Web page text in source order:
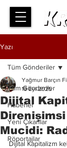
Yazı
Tüm Gönderiler
Haberler
Yeni Çıkanlar
Röportajlar
Tüm Gönderiler
Dijital
Mucidi:
Yağmur Barçın
19 Eyl 2025
Dijital Kapitalizm